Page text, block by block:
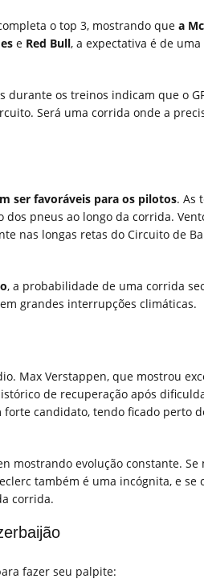
o top 3, mostrando que a
e Red Bull, a expectativa é de
durante os treinos indicam que o
Será uma corrida onde a
ser favoráveis para os pilotos. As
pneus ao longo da corrida.
nas longas retas do Circuito de
, a probabilidade de uma corrida
grandes interrupções climáticas.
Max Verstappen, que mostrou
de recuperação após
candidato, tendo ficado perto
mostrando evolução constante.
também é uma incógnita, e se
corrida.
fazer seu palpite: